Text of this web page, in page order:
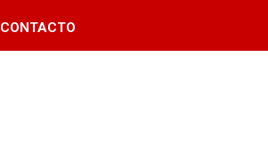
CONTACTO